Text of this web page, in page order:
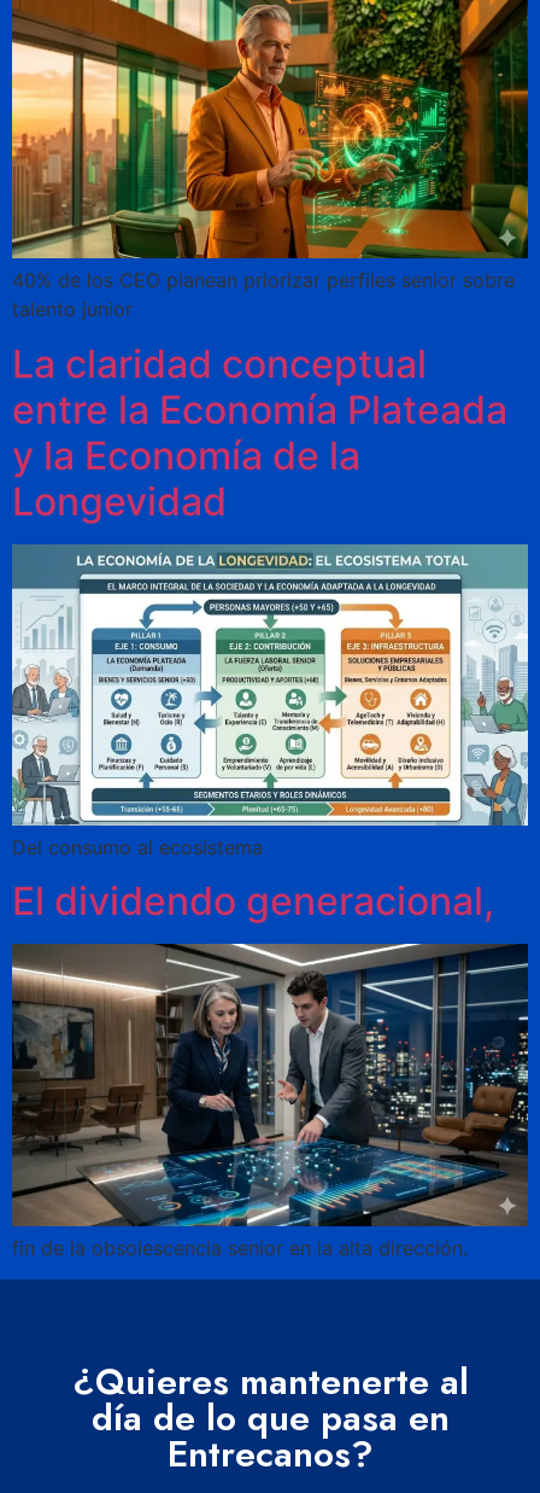
40% de los CEO planean priorizar perfiles senior sobre
talento junior
La claridad conceptual
entre la Economía Plateada
y la Economía de la
Longevidad
Del consumo al ecosistema
El dividendo generacional,
fin de la obsolescencia senior en la alta dirección.
¿Quieres mantenerte al
día de lo que pasa en
Entrecanos?